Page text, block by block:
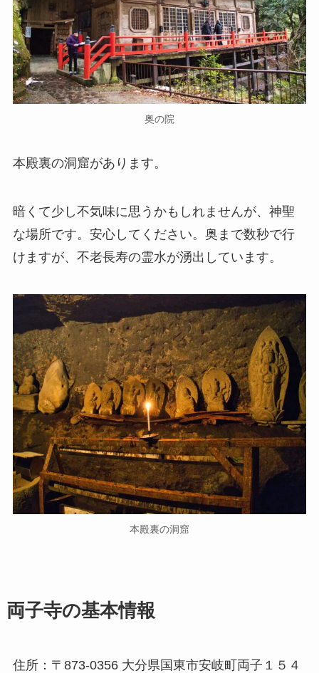
奥の院
本殿裏の洞窟があります。
暗くて少し不気味に思うかもしれませんが、神聖
な場所です。安心してください。奥まで数秒で行
けますが、不老長寿の霊水が湧出しています。
本殿裏の洞窟
両子寺の基本情報
住所：〒873-0356 大分県国東市安岐町両子１５４